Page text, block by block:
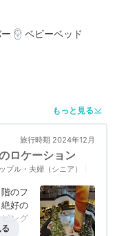
ント
コニー付客室
能。インルーム
ベビーベッド
もっと見る
旅行時期 2024年12月
ロケーション
プル・夫婦（シニア）
のフ
好の
ング